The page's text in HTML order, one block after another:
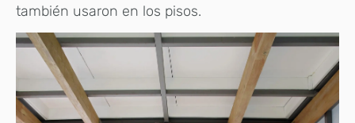
también usaron en los pisos.